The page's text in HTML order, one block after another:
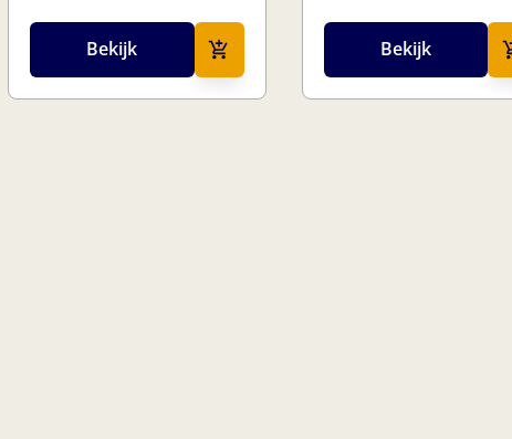
Bekijk Bekijk